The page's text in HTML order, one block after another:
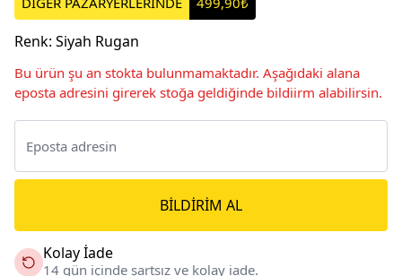
Renk: Siyah Rugan
Bu ürün şu an stokta bulunmamaktadır. Aşağıdaki alana
eposta adresini girerek stoğa geldiğinde bildiirm alabilirsin.
BILDIRIM AL
Kolay İade
14 gün içinde şartsız ve kolay iade.